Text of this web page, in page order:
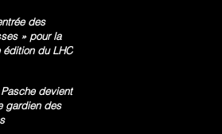
des
» pour la
édition du LHC
devient
gardien des